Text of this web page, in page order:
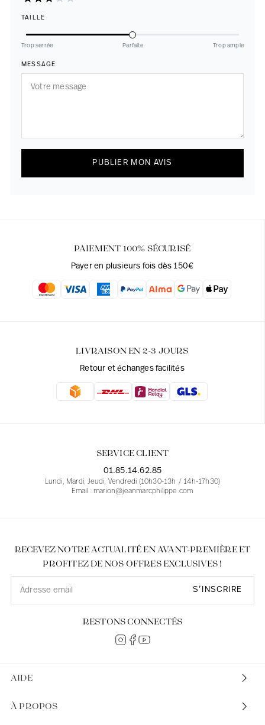
TAILLE
Trop serrée Parfaite Trop ample
MESSAGE
PUBLIER MON AVIS
PAIEMENT 100% SÉCURISÉ
Payer en plusieurs fois dès 150€
LIVRAISON EN 2-3 JOURS
Retour et échanges facilités
SERVICE CLIENT
01.85.14.62.85
Lundi, Mardi, Jeudi, Vendredi (10h30-13h / 14h-17h30)
Email : marion@jeanmarcphilippe.com
AIDE
À PROPOS
RECEVEZ NOTRE ACTUALITÉ EN AVANT-PREMIÈRE ET
PROFITEZ DE NOS OFFRES EXCLUSIVES !
S’INSCRIRE
RESTONS CONNECTÉS